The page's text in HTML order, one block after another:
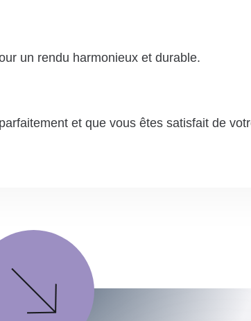
un rendu harmonieux et durable.
et que vous êtes satisfait de